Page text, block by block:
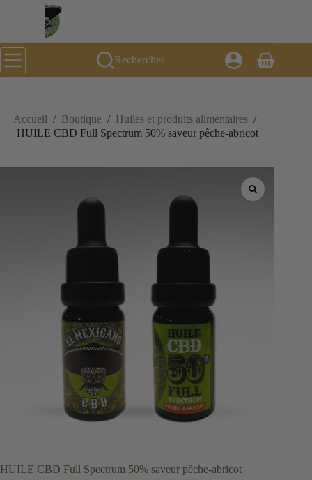
Rechercher
Panier
d’achat
Accueil / Boutique / Huiles et produits alimentaires /
HUILE CBD Full Spectrum 50% saveur pêche-abricot
HUILE CBD Full Spectrum 50% saveur pêche-abricot